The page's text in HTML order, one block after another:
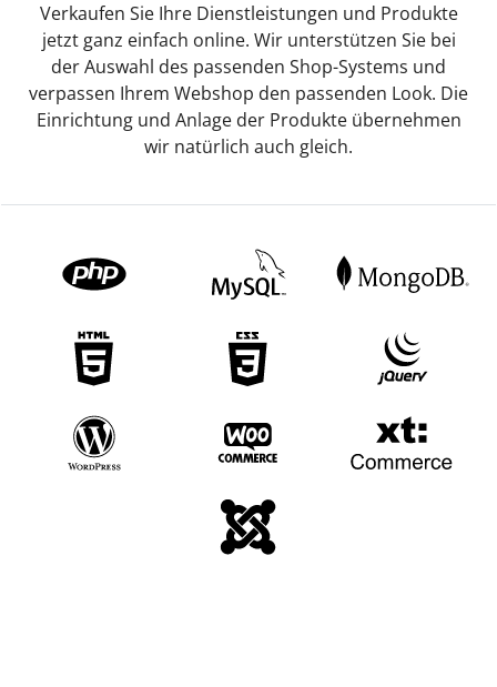
Verkaufen Sie Ihre Dienstleistungen und Produkte
jetzt ganz einfach online. Wir unterstützen Sie bei
der Auswahl des passenden Shop-Systems und
verpassen Ihrem Webshop den passenden Look. Die
Einrichtung und Anlage der Produkte übernehmen
wir natürlich auch gleich.